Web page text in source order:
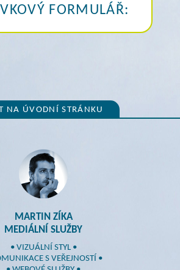
FORMULÁŘ:
NA ÚVODNÍ STRÁNKU
MARTIN ZÍKA
MEDIÁLNÍ SLUŽBY
• VIZUÁLNÍ STYL •
S VEŘEJNOSTÍ •